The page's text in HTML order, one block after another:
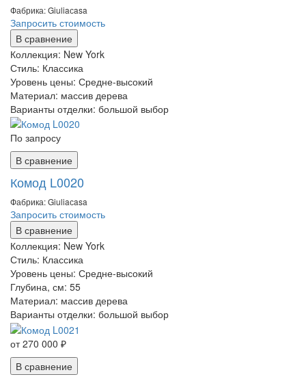
Фабрика: Giuliaсasa
Запросить стоимость
В сравнение
Коллекция: New York
Стиль: Классика
Уровень цены: Средне-высокий
Материал: массив дерева
Варианты отделки: большой выбор
По запросу
В сравнение
Комод L0020
Фабрика: Giuliaсasa
Запросить стоимость
В сравнение
Коллекция: New York
Стиль: Классика
Уровень цены: Средне-высокий
Глубина, см: 55
Материал: массив дерева
Варианты отделки: большой выбор
от 270 000 ₽
В сравнение